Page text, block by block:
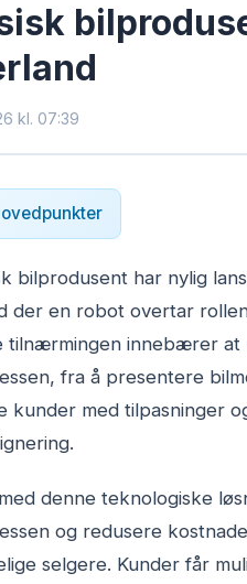
kl. 07:39
bilprodusent har nylig
der en robot overtar
tilnærmingen innebærer
fra å presentere
kunder med tilpasninger
denne teknologiske
og redusere
selgere. Kunder får